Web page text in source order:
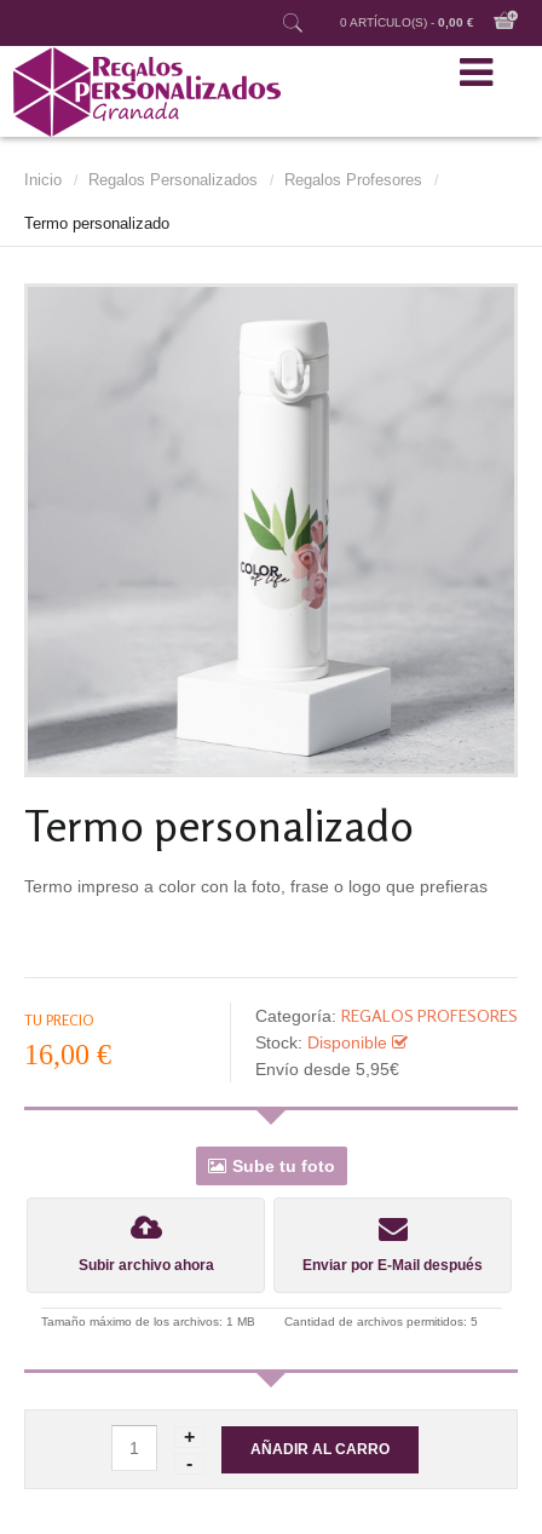
0 ARTÍCULO(S) - 0,00 €
Inicio / Regalos Personalizados / Regalos Profesores /
Termo personalizado
Termo personalizado
Termo impreso a color con la foto, frase o logo que prefieras
TU PRECIO
16,00 €
Categoría: REGALOS PROFESORES
Stock: Disponible
Envío desde 5,95€
Sube tu foto
Subir archivo ahora Enviar por E-Mail después
Tamaño máximo de los archivos: 1 MB Cantidad de archivos permitidos: 5